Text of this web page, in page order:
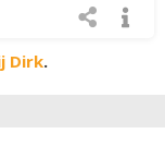
Dirk.